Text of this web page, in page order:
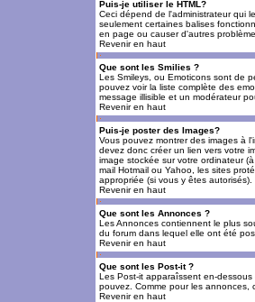
Puis-je utiliser le HTML?
Ceci dépend de l'administrateur qui
seulement certaines balises
en page ou causer d'autres
Revenir en haut
Que sont les Smilies ?
Les Smileys, ou Emoticons sont de
pouvez voir la liste complète des
message illisible et un modérateur
Revenir en haut
Puis-je poster des Images?
Vous pouvez montrer des images à
devez donc créer un lien vers votre
image stockée sur votre ordinateur
mail Hotmail ou Yahoo, les sites
appropriée (si vous y êtes autorisés).
Revenir en haut
Que sont les Annonces ?
Les Annonces contiennent le plus
du forum dans lequel elle ont été
Revenir en haut
Que sont les Post-it ?
Les Post-it apparaîssent en-
pouvez. Comme pour les annonces,
Revenir en haut